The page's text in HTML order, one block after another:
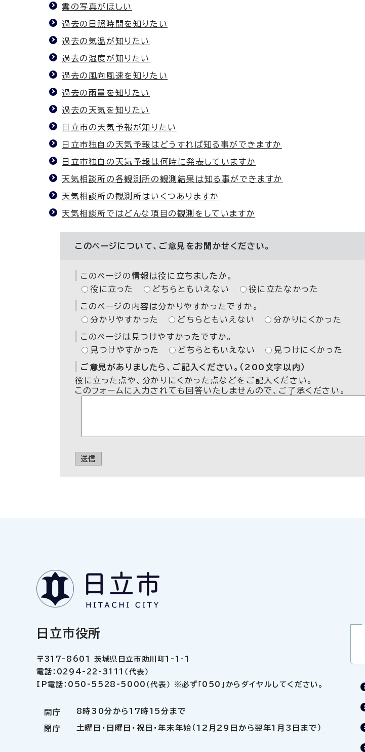
雲の写真がほしい
過去の日照時間を知りたい
過去の気温が知りたい
過去の湿度が知りたい
過去の風向風速を知りたい
過去の雨量を知りたい
過去の天気を知りたい
日立市の天気予報が知りたい
日立市独自の天気予報はどうすれば知る事ができますか
日立市独自の天気予報は何時に発表していますか
天気相談所の各観測所の観測結果は知る事ができますか
天気相談所の観測所はいくつありますか
天気相談所ではどんな項目の観測をしていますか
このページについて、ご意見をお聞かせください。
このページの情報は役に立ちましたか。
役に立った
どちらともいえない 役に立たなかった
このページの内容は分かりやすかったですか。
分かりやすかった
どちらともいえない 分かりにくかった
このページは見つけやすかったですか。
見つけやすかった
どちらともいえない 見つけにくかった
ご意見がありましたら、ご記入ください。（200文字以内）
役に立った点や、分かりにくかった点などをご記入ください。
このフォームに入力されても回答いたしませんので、ご了承ください。
送信
日立市役所
〒317-8601 茨城県日立市助川町1-1-1
電話：0294-22-3111（代表）
IP電話：050-5528-5000（代表） ※必ず「050」からダイヤルしてください。
開庁 8時30分から17時15分まで
閉庁 土曜日・日曜日・祝日・年末年始（12月29日から翌年1月3日まで）